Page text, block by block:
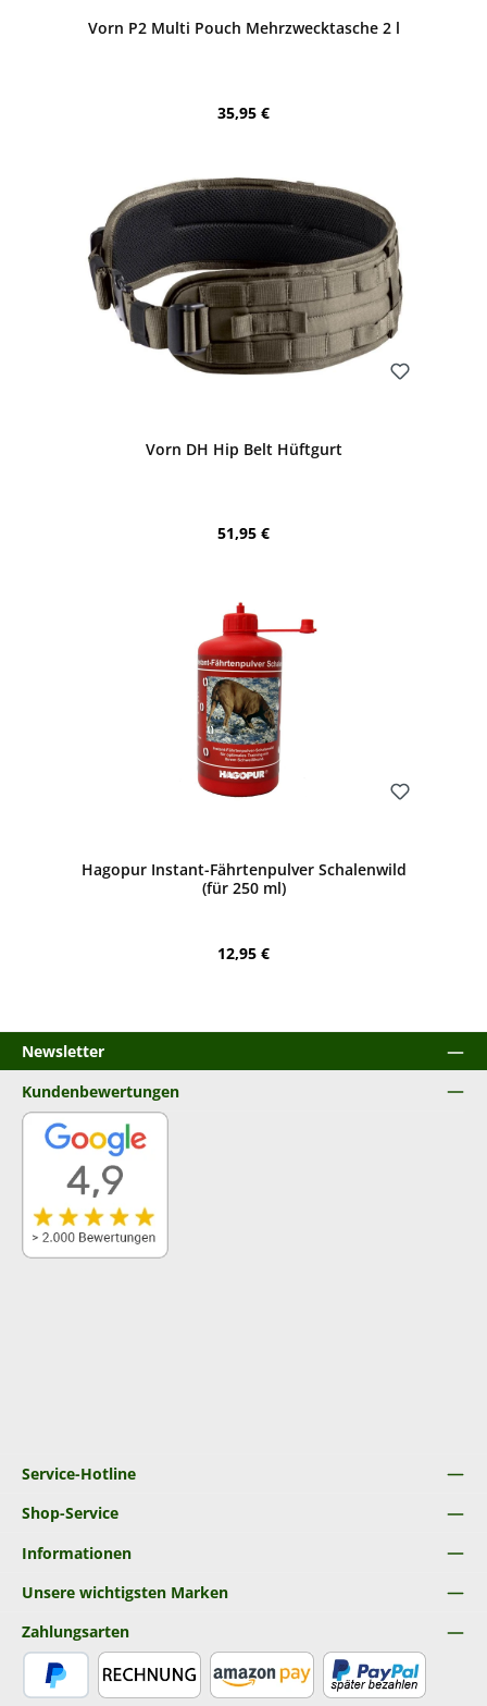
Vorn P2 Multi Pouch Mehrzwecktasche 2 l
Regulärer Preis:
35,95 €
Vorn DH Hip Belt Hüftgurt
Regulärer Preis:
51,95 €
Hagopur Instant-Fährtenpulver Schalenwild
(für 250 ml)
Regulärer Preis:
12,95 €
Newsletter
Service-Hotline
Shop-Service
Informationen
Unsere wichtigsten Marken
Kundenbewertungen
Zahlungsarten